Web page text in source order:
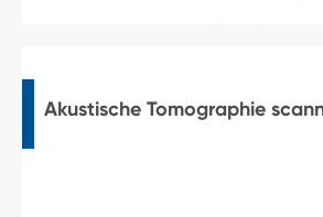
Akustische Tomographie